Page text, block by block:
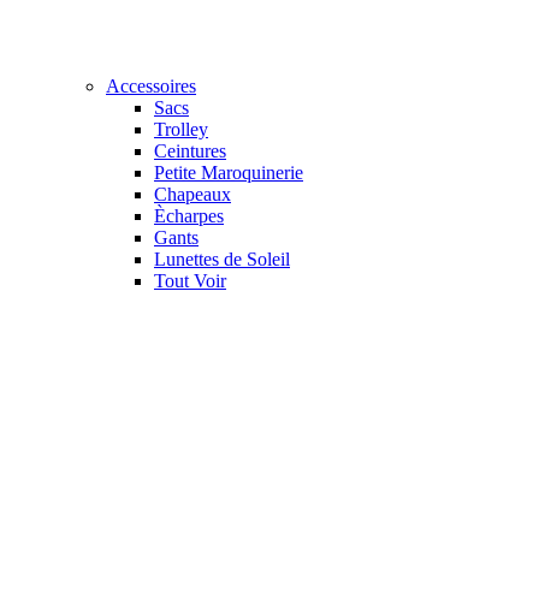
Accessoires
Sacs
Trolley
Ceintures
Petite Maroquinerie
Chapeaux
Ècharpes
Gants
Lunettes de Soleil
Tout Voir